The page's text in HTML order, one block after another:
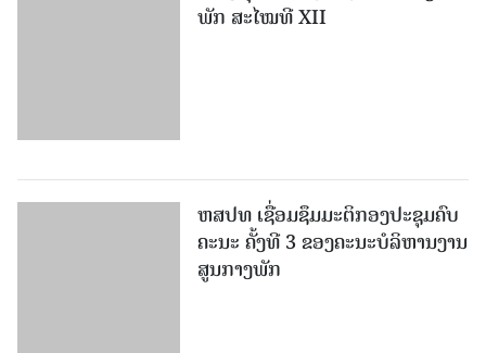
ພັກ ສະໄໝທີ XII
ຫສປທ ເຊື່ອມຊຶມມະຕິກອງປະຊຸມຄົບ
ຄະນະ ຄັ້ງທີ 3 ຂອງຄະນະບໍລິຫານງານ
ສູນກາງພັກ